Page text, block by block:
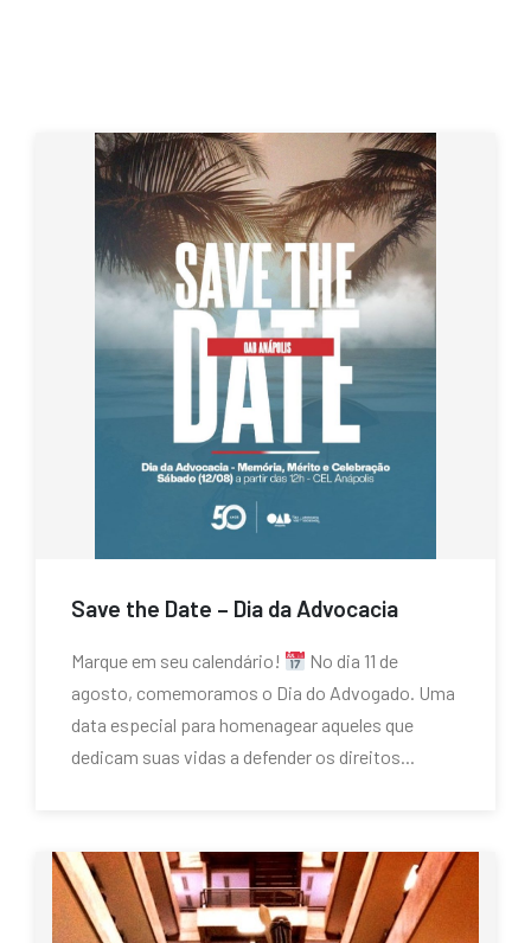
Save the Date – Dia da Advocacia
Marque em seu calendário!
No dia 11 de
agosto, comemoramos o Dia do Advogado. Uma
data especial para homenagear aqueles que
dedicam suas vidas a defender os direitos...